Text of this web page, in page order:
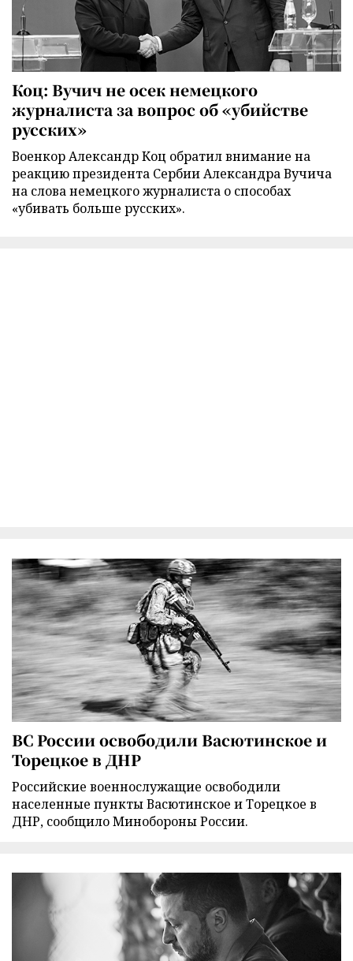
Коц: Вучич не осек немецкого
журналиста за вопрос об «убийстве
русских»
Военкор Александр Коц обратил внимание на
реакцию президента Сербии Александра Вучича
на слова немецкого журналиста о способах
«убивать больше русских».
ВС России освободили Васютинское и
Торецкое в ДНР
Российские военнослужащие освободили
населенные пункты Васютинское и Торецкое в
ДНР, сообщило Минобороны России.